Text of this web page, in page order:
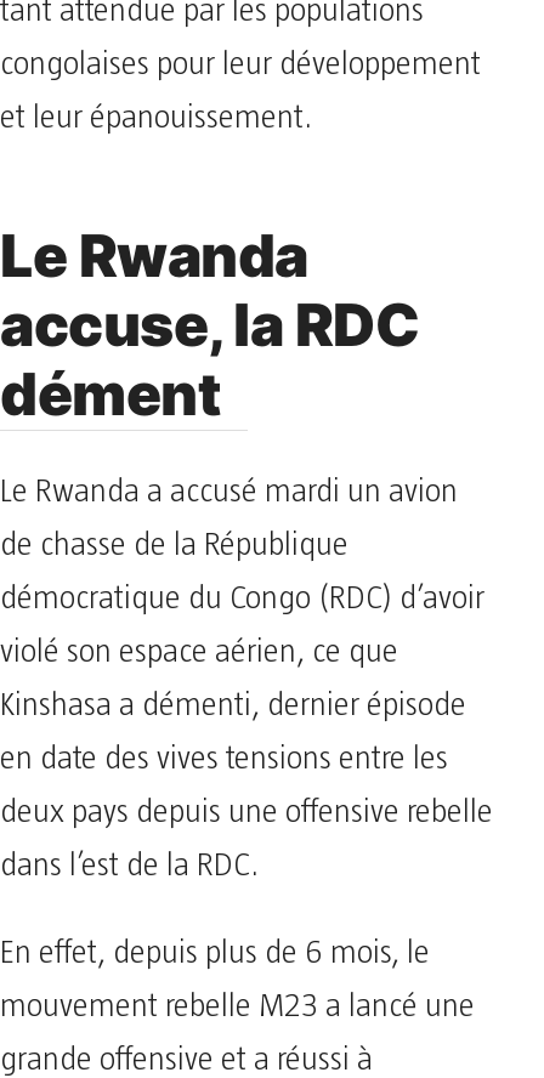
tant attendue par les populations
congolaises pour leur développement
et leur épanouissement.
Le Rwanda
accuse, la RDC
dément
Le Rwanda a accusé mardi un avion
de chasse de la République
démocratique du Congo (RDC) d’avoir
violé son espace aérien, ce que
Kinshasa a démenti, dernier épisode
en date des vives tensions entre les
deux pays depuis une offensive rebelle
dans l’est de la RDC.
En effet, depuis plus de 6 mois, le
mouvement rebelle M23 a lancé une
grande offensive et a réussi à